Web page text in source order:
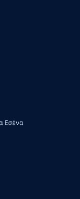
Εσένα